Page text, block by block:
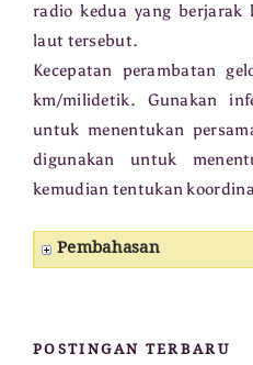
radio kedua yang
laut tersebut.
Kecepatan perambatan
km/milidetik. Gunakan
untuk menentukan
digunakan untuk
kemudian tentukan
Pembahasan
POSTINGAN TERBARU